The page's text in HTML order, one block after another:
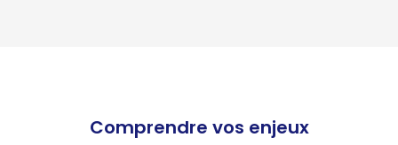
Comprendre vos enjeux